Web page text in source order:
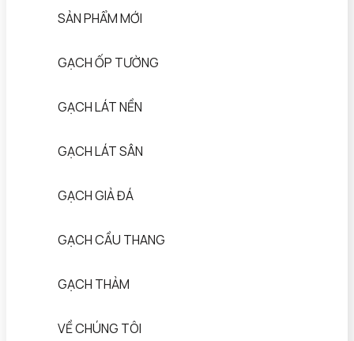
SẢN PHẨM MỚI
GẠCH ỐP TƯỜNG
GẠCH LÁT NỀN
GẠCH LÁT SÂN
GẠCH GIẢ ĐÁ
GẠCH CẦU THANG
GẠCH THẢM
VỀ CHÚNG TÔI